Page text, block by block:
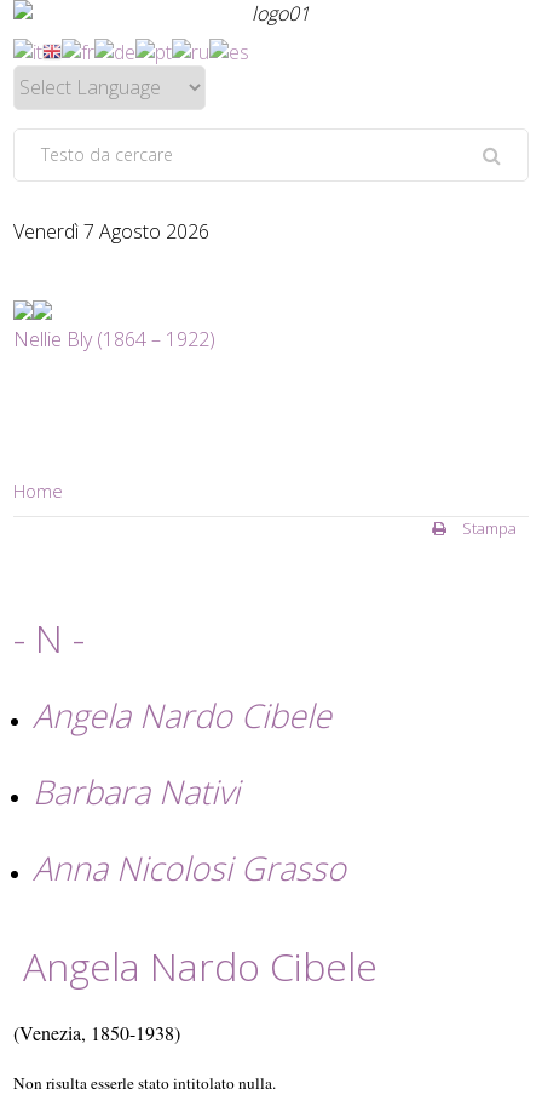
Venerdì 7 Agosto 2026
Nellie Bly (1864 – 1922)
Home
Stampa
- N -
Angela Nardo Cibele
Barbara Nativi
Anna Nicolosi Grasso
Angela Nardo Cibele
(Venezia, 1850-1938)
Non risulta esserle stato intitolato nulla.